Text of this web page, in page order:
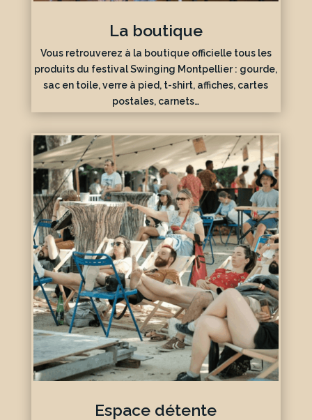
La boutique
Vous retrouverez à la boutique officielle tous les
produits du festival Swinging Montpellier : gourde,
sac en toile, verre à pied, t-shirt, affiches, cartes
postales, carnets…
Espace détente